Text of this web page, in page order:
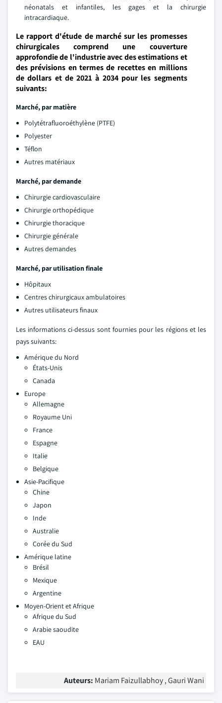
néonatals et infantiles, les gages et la chirurgie
intracardiaque.
Le rapport d'étude de marché sur les promesses
chirurgicales comprend une couverture
approfondie de l'industrie avec des estimations et
des prévisions en termes de recettes en millions
de dollars et de 2021 à 2034 pour les segments
suivants:
Marché, par matière
Polytétrafluoroéthylène (PTFE)
Polyester
Téflon
Autres matériaux
Marché, par demande
Chirurgie cardiovasculaire
Chirurgie orthopédique
Chirurgie thoracique
Chirurgie générale
Autres demandes
Marché, par utilisation finale
Hôpitaux
Centres chirurgicaux ambulatoires
Autres utilisateurs finaux
Les informations ci-dessus sont fournies pour les régions et les
pays suivants:
Amérique du Nord
États-Unis
Canada
Europe
Allemagne
Royaume Uni
France
Espagne
Italie
Belgique
Asie-Pacifique
Chine
Japon
Inde
Australie
Corée du Sud
Amérique latine
Brésil
Mexique
Argentine
Moyen-Orient et Afrique
Afrique du Sud
Arabie saoudite
EAU
Auteurs: Mariam Faizullabhoy , Gauri Wani